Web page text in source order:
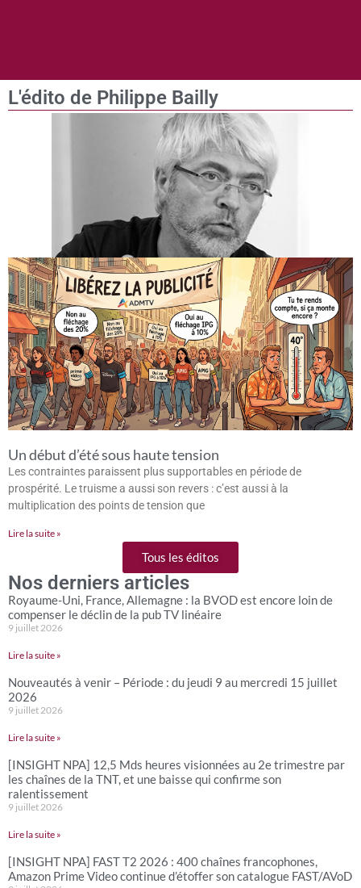
L'édito de Philippe Bailly
Un début d’été sous haute tension
Les contraintes paraissent plus supportables en période de
prospérité. Le truisme a aussi son revers : c’est aussi à la
multiplication des points de tension que
Lire la suite »
Tous les éditos
Nos derniers articles
Royaume-Uni, France, Allemagne : la BVOD est encore loin de
compenser le déclin de la pub TV linéaire
9 juillet 2026
Lire la suite »
Nouveautés à venir – Période : du jeudi 9 au mercredi 15 juillet
2026
9 juillet 2026
Lire la suite »
[INSIGHT NPA] 12,5 Mds heures visionnées au 2e trimestre par
les chaînes de la TNT, et une baisse qui confirme son
ralentissement
9 juillet 2026
Lire la suite »
[INSIGHT NPA] FAST T2 2026 : 400 chaînes francophones,
Amazon Prime Video continue d’étoffer son catalogue FAST/AVoD